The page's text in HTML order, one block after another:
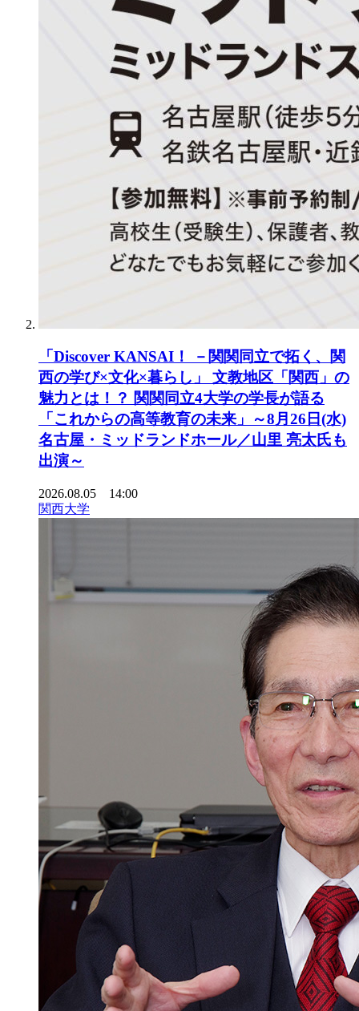
「Discover KANSAI！ －関関同立で拓く、関
西の学び×文化×暮らし」 文教地区「関西」の
魅力とは！？ 関関同立4大学の学長が語る
「これからの高等教育の未来」～8月26日(水)
名古屋・ミッドランドホール／山里 亮太氏も
出演～
2026.08.05 14:00
関西大学